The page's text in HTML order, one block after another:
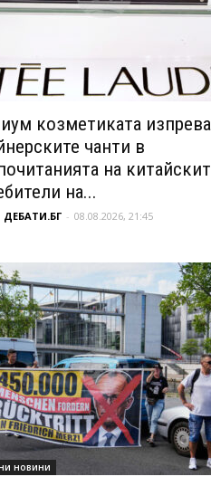
козметиката
чанти в
на
на...
ДЕБАТИ.БГ - 08.08.2026, 21:45
новини